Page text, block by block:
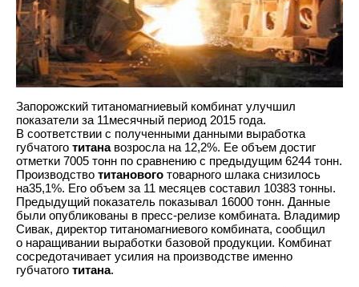
Запорожский титаномагниевый комбинат улучшил
показатели за 11месячный период 2015 года.
В соответствии с полученными данными выработка
губчатого титанавозросла на 12,2%. Ее объем достиг
отметки 7005 тонн по сравнению с предыдущим 6244 тонн.
Производство титанового товарного шлака снизилось
на35,1%. Его объем за 11 месяцев составил 10383 тонны.
Предыдущий показатель показывал 16000 тонн. Данные
были опубликованы в пресс-релизе комбината. Владимир
Сивак, директор титаномагниевого комбината, сообщил
о наращивании выработки базовой продукции. Комбинат
сосредотачивает усилия на производстве именно
губчатого титана.